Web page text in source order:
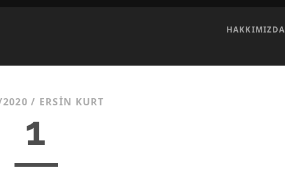
HAKKIMIZDA
/ ERSIN KURT
1